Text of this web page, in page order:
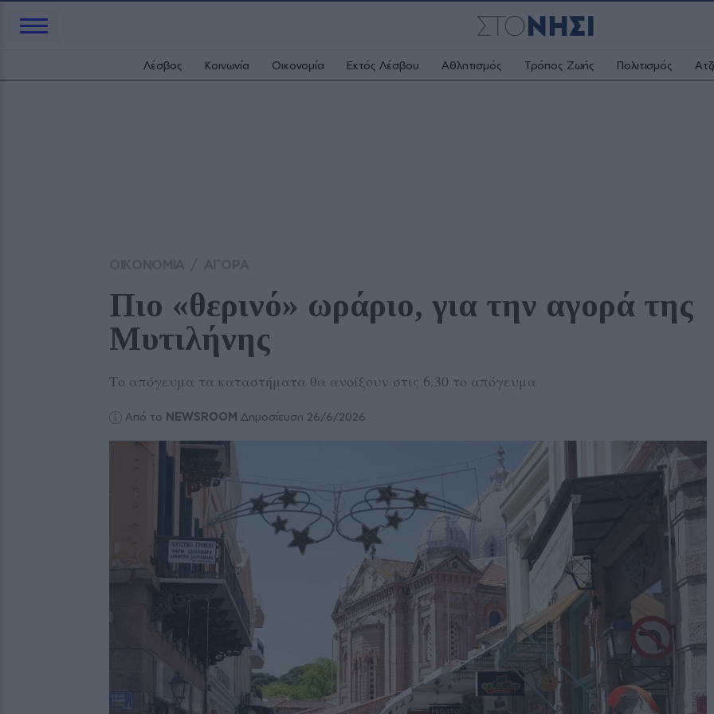
Λέσβος Κοινωνία Οικονομία Εκτός Λέσβου Αθλητισμός Τρόπος Ζωής Πολιτισμός
Πιο «θερινό» ωράριο, για την αγορά της
Μυτιλήνης
Το απόγευμα τα καταστήματα θα ανοίξουν στις 6.30 το απόγευμα
Από το NEWSROOM Δημοσίευση 26/6/2026